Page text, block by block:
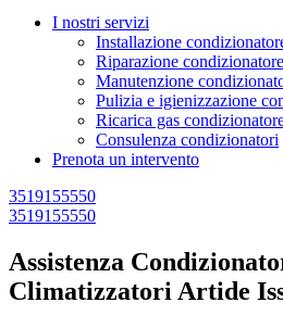
I nostri servizi
Installazione
Riparazione condizionatore
Manutenzione
Pulizia e igienizzazione
Ricarica gas
Consulenza condizionatori
Prenota un intervento
3519155550
3519155550
Assistenza
Climatizzatori Artide